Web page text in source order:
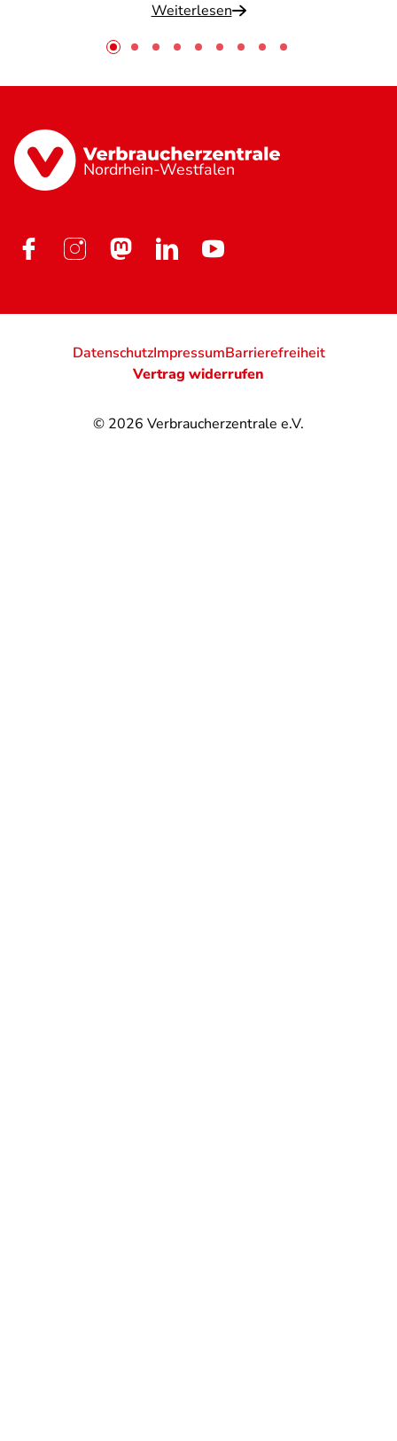
Weiterlesen
Nordrhein-Westfalen
© 2026 Verbraucherzentrale e.V.
DatenschutzImpressumBarrierefreiheit
Vertrag widerrufen